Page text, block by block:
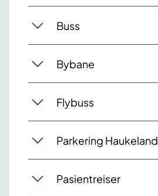
Buss
Bybane
Flybuss
Parkering Haukeland
Pasientreiser